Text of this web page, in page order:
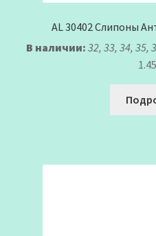
AL 30402 Слипоны
В наличии: 32, 33, 34, 35,